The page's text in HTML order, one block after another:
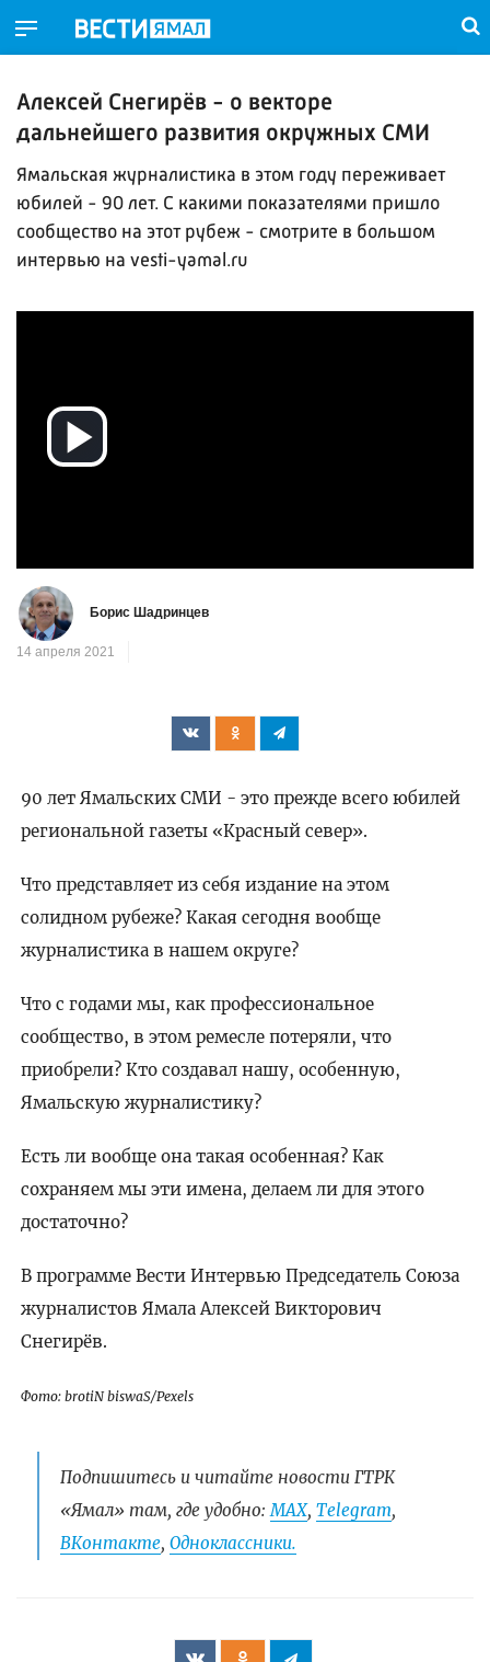
Алексей Снегирёв - о векторе
дальнейшего развития окружных СМИ
Ямальская журналистика в этом году переживает
юбилей - 90 лет. С какими показателями пришло
сообщество на этот рубеж - смотрите в большом
интервью на vesti-yamal.ru
Воспроизвести
видео
Борис Шадринцев
14 апреля 2021
90 лет Ямальских СМИ - это прежде всего юбилей
региональной газеты «Красный север».
Что представляет из себя издание на этом
солидном рубеже? Какая сегодня вообще
журналистика в нашем округе?
Что с годами мы, как профессиональное
сообщество, в этом ремесле потеряли, что
приобрели? Кто создавал нашу, особенную,
Ямальскую журналистику?
Есть ли вообще она такая особенная? Как
сохраняем мы эти имена, делаем ли для этого
достаточно?
В программе Вести Интервью Председатель Союза
журналистов Ямала Алексей Викторович
Снегирёв.
Фото: brotiN biswaS/Pexels
Подпишитесь и читайте новости ГТРК
«Ямал» там, где удобно: МАХ, Telegram,
ВКонтакте, Одноклассники.